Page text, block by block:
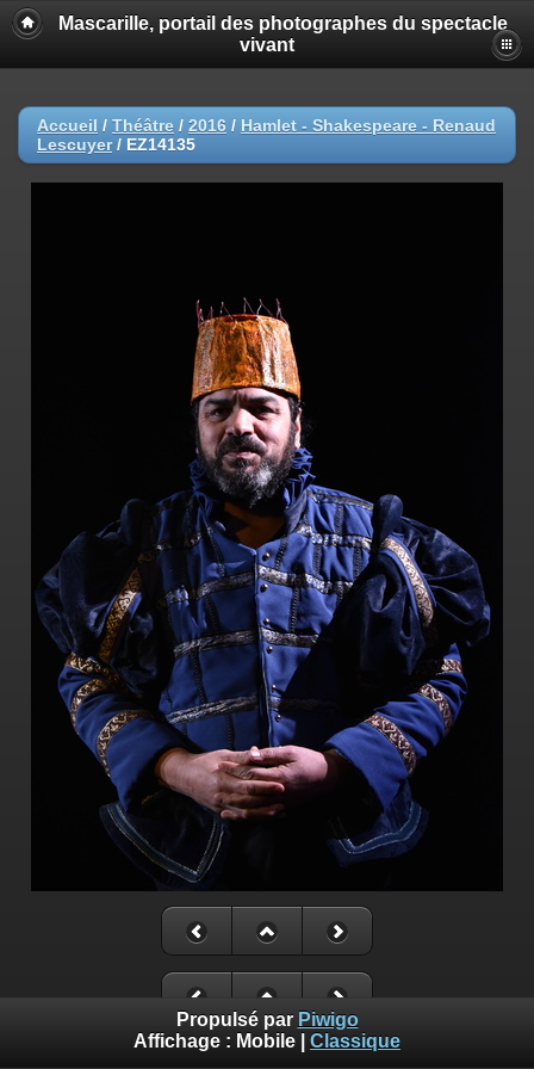
Mascarille, portail des photographes du spectacle
vivant
Accueil / Théâtre / 2016 / Hamlet - Shakespeare - Renaud
Lescuyer/ EZ14135
Propulsé par Piwigo
Affichage : Mobile Classique